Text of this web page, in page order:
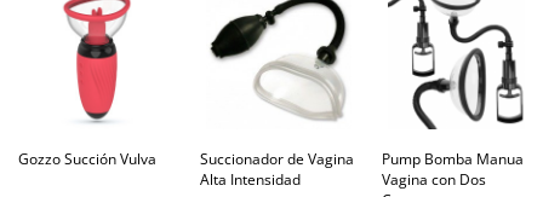
Gozzo Succión Vulva
Succionador de Vagina
Alta Intensidad
Pump Bomba Manual
Vagina con Dos